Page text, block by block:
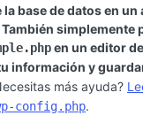
base de datos en un
simplemente
en un editor
información y
más ayuda?
config.php.